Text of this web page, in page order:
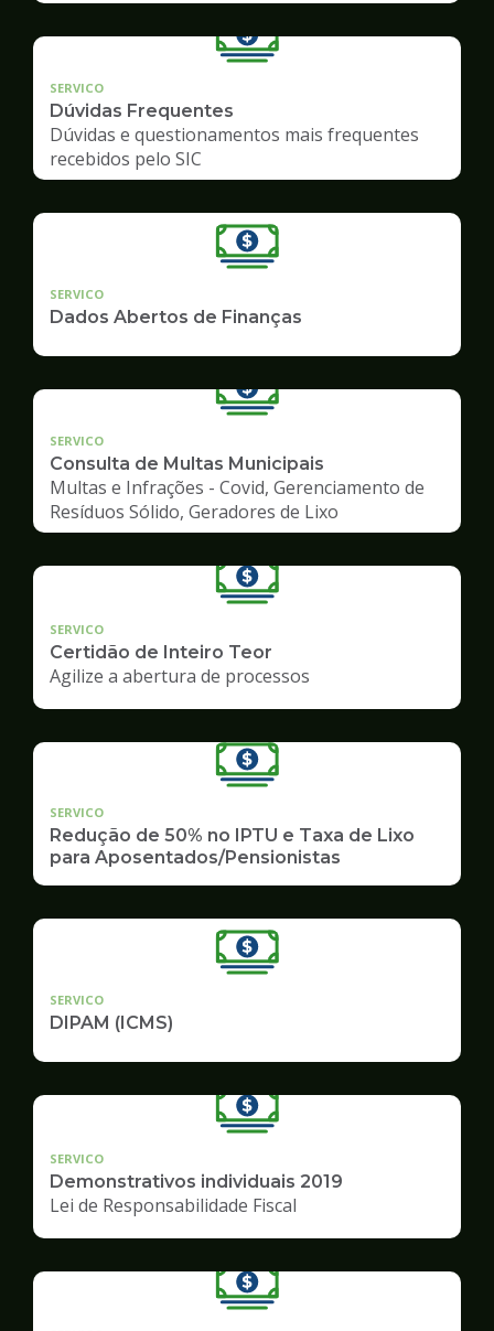
SERVICO
Dúvidas Frequentes
Dúvidas e questionamentos mais frequentes
recebidos pelo SIC
SERVICO
Dados Abertos de Finanças
SERVICO
Consulta de Multas Municipais
Multas e Infrações - Covid, Gerenciamento de
Resíduos Sólido, Geradores de Lixo
SERVICO
Certidão de Inteiro Teor
Agilize a abertura de processos
SERVICO
Redução de 50% no IPTU e Taxa de Lixo
para Aposentados/Pensionistas
SERVICO
DIPAM (ICMS)
SERVICO
Demonstrativos individuais 2019
Lei de Responsabilidade Fiscal